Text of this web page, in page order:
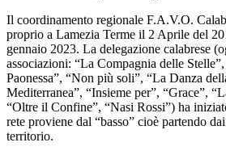
Il coordinamento regionale F.A.V.O.
proprio a Lamezia Terme il 2 Aprile del
gennaio 2023. La delegazione calabrese
associazioni: “La Compagnia delle
Paonessa”, “Non più soli”, “La Danza
Mediterranea”, “Insieme per”, “Grace”,
“Oltre il Confine”, “Nasi Rossi”) ha
rete proviene dal “basso” cioè partendo
territorio.